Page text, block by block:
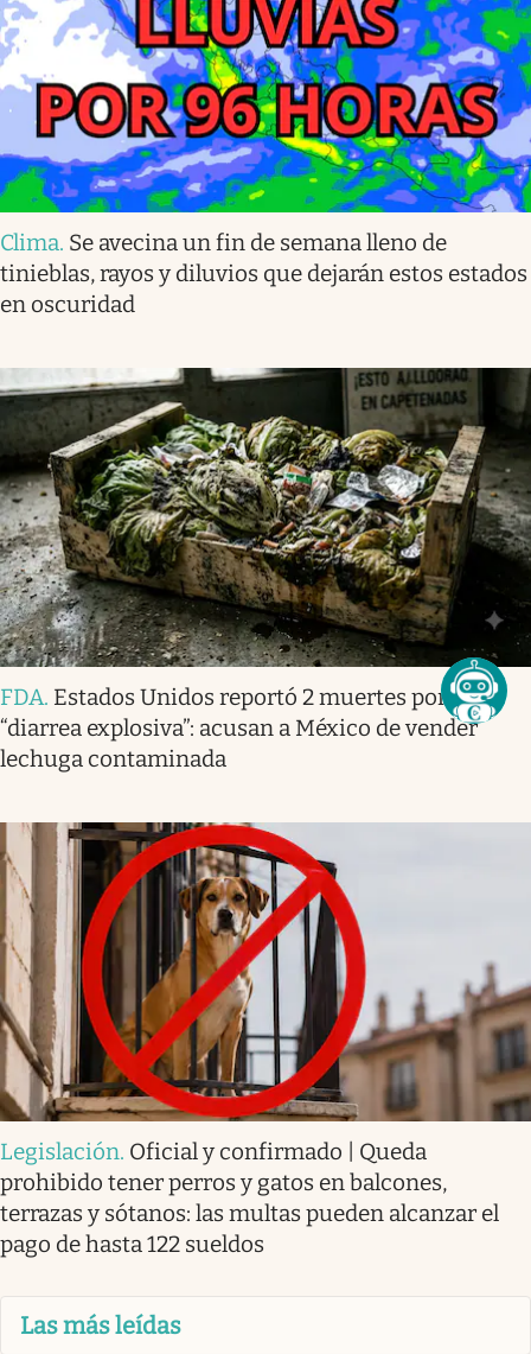
Clima. Se avecina un fin de semana lleno de
tinieblas, rayos y diluvios que dejarán estos estados
en oscuridad
FDA. Estados Unidos reportó 2 muertes por
“diarrea explosiva”: acusan a México de vender
lechuga contaminada
Legislación. Oficial y confirmado | Queda
prohibido tener perros y gatos en balcones,
terrazas y sótanos: las multas pueden alcanzar el
pago de hasta 122 sueldos
Las más leídas